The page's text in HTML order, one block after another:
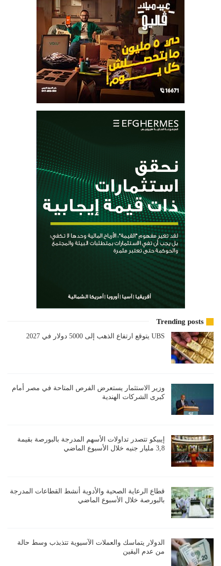
Trending posts
UBS يتوقع ارتفاع الذهب إلى 5000 دولار في 2027
وزير الاستثمار يستعرض الفرص المتاحة في مصر أمام
كبرى الشركات الهندية
إيبيكو تتصدر تداولات الأسهم المدرجة بالبورصة بقيمة
3,8 مليار جنيه خلال الأسبوع الماضي
قطاع الرعاية الصحية والأدوية أنشط القطاعات المدرجة
بالبورصة خلال الأسبوع الماضي
الدولار يتماسك والعملات الآسيوية تتذبذب وسط حالة
من عدم اليقين